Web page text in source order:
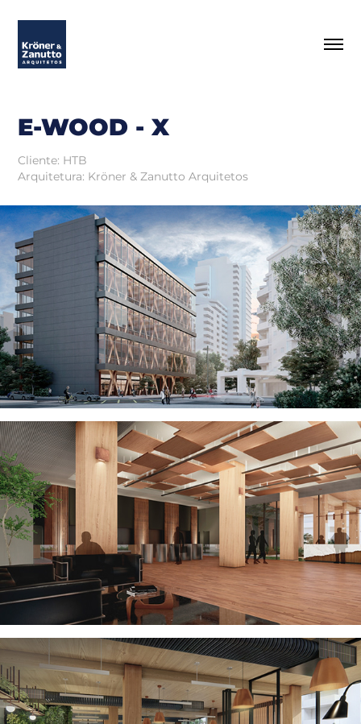
E-WOOD - X
Cliente: HTB
Arquitetura: Kröner & Zanutto Arquitetos